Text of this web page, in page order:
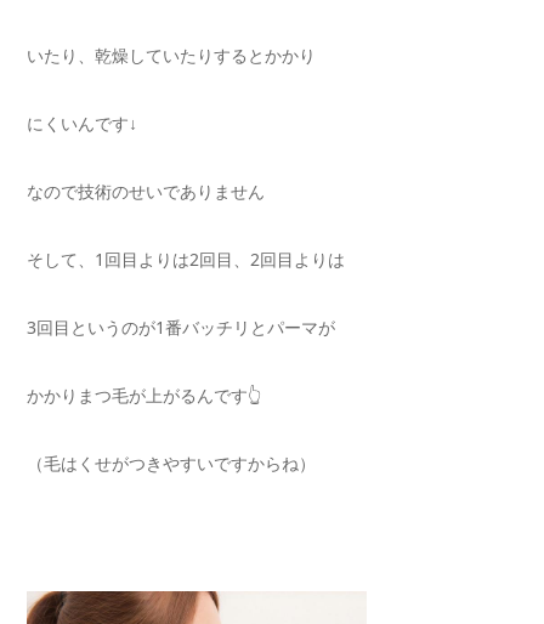
いたり、乾燥していたりするとかかり
にくいんです↓
なので技術のせいでありません
そして、1回目よりは2回目、2回目よりは
3回目というのが1番バッチリとパーマが
かかりまつ毛が上がるんです👆
（毛はくせがつきやすいですからね）